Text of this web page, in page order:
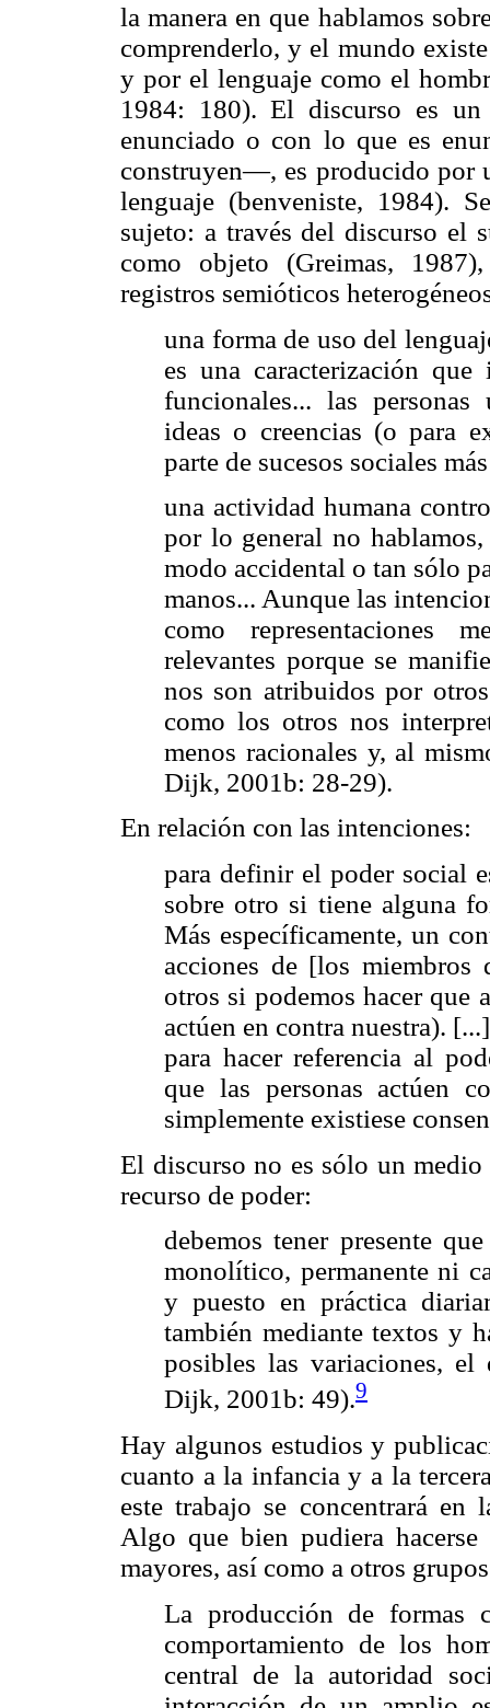
la manera en que hablamos
comprenderlo, y el mundo
y por el lenguaje como el
1984: 180). El discurso es
enunciado o con lo que es
construyen—, es producido por
lenguaje (benveniste, 1984).
sujeto: a través del discurso el
como objeto (Greimas,
registros semióticos
una forma de uso del
es una caracterización que
funcionales... las
ideas o creencias (o para
parte de sucesos sociales
una actividad humana
por lo general no
modo accidental o tan sólo
manos... Aunque las
como representaciones
relevantes porque se
nos son atribuidos por
como los otros nos
menos racionales y, al
Dijk, 2001b: 28-29).
En relación con las intenciones:
para definir el poder social
sobre otro si tiene alguna
Más específicamente, un
acciones de [los
otros si podemos hacer que
actúen en contra nuestra).
para hacer referencia al
que las personas actúen
simplemente existiese
El discurso no es sólo un
recurso de poder:
debemos tener presente
monolítico, permanente ni
y puesto en práctica
también mediante textos y
posibles las variaciones,
Dijk, 2001b: 49).9
Hay algunos estudios y
cuanto a la infancia y a la
este trabajo se concentrará
Algo que bien pudiera
mayores, así como a otros
La producción de formas
comportamiento de los
central de la autoridad